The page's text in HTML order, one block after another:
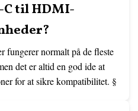
C til HDMI-
normalt på de fleste
det er altid en god ide at
for at sikre kompatibilitet. §